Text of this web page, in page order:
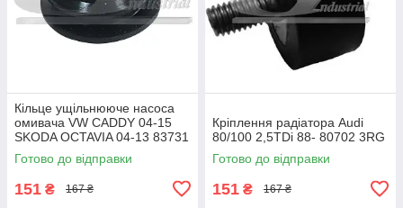
Кiльце ущiльнююче насоса
омивача VW CADDY 04-15
SKODA OCTAVIA 04-13 83731
3RG
Готово до відправки
151 ₴ 167 ₴
Кріплення радіатора Audi
80/100 2,5TDi 88- 80702 3RG
Готово до відправки
151 ₴ 167 ₴